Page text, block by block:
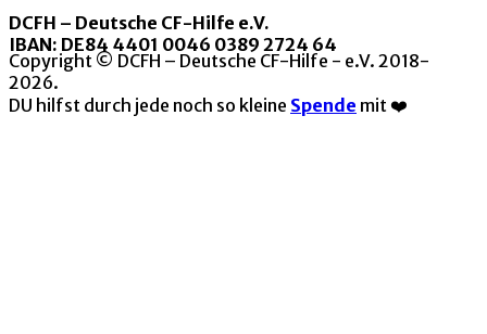
DCFH – Deutsche CF-Hilfe e.V.
IBAN: DE84 4401 0046 0389 2724 64
Copyright © DCFH – Deutsche CF-Hilfe - e.V. 2018-
2026.
DU hilfst durch jede noch so kleine Spende mit ❤️